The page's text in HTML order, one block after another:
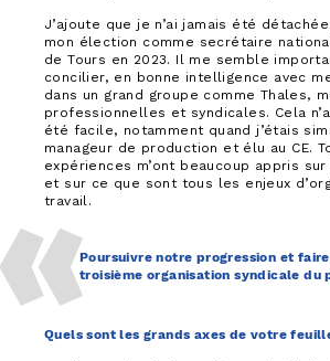
J’ajoute que je n’ai jamais été détachée
mon élection comme secrétaire
de Tours en 2023. Il me semble
concilier, en bonne intelligence avec
dans un grand groupe comme Thales,
professionnelles et syndicales. Cela
été facile, notamment quand j’étais
manageur de production et élu au CE.
expériences m’ont beaucoup appris
et sur ce que sont tous les enjeux
travail.
Poursuivre notre progression et faire
troisième organisation syndicale du
Quels sont les grands axes de votre